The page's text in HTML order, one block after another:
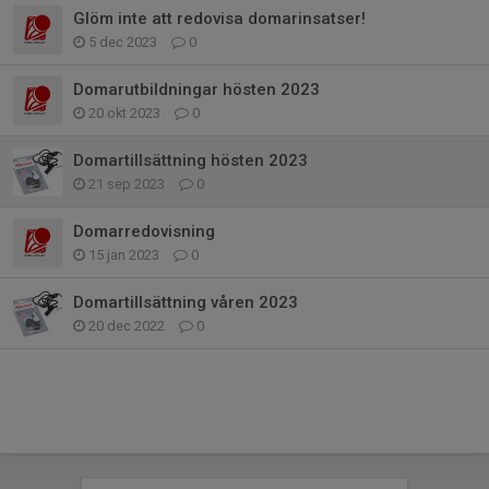
Glöm inte att redovisa domarinsatser!
5 dec 2023 0
Domarutbildningar hösten 2023
20 okt 2023 0
Domartillsättning hösten 2023
21 sep 2023 0
Domarredovisning
15 jan 2023 0
Domartillsättning våren 2023
20 dec 2022 0